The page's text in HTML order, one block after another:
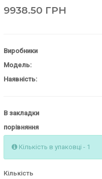
9938.50 ГРН
Виробники
Модель:
Наявність:
В закладки
порівняння
Кількість в упаковці - 1
Кількість